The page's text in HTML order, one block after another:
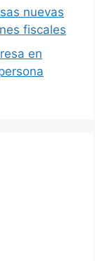
nuevas
fiscales
en